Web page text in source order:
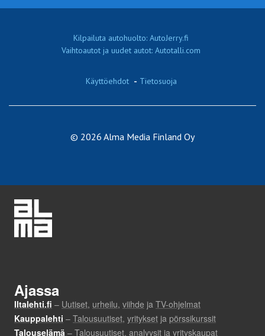
Kilpailuta autohuolto: AutoJerry.fi
Vaihtoautot ja uudet autot: Autotalli.com
Käyttöehdot - Tietosuoja
© 2026 Alma Media Finland Oy